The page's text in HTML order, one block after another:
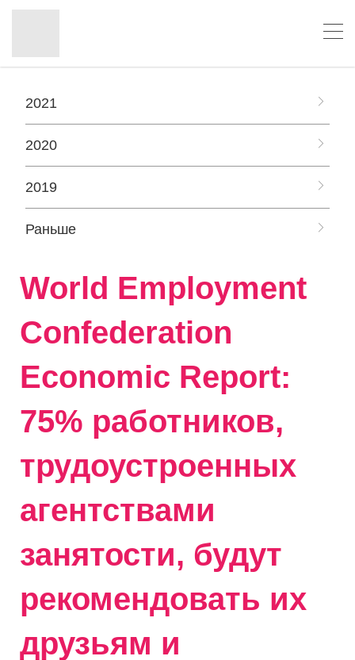
2021
2020
2019
Раньше
World Employment
Confederation
Economic Report:
75% работников,
трудоустроенных
агентствами
занятости, будут
рекомендовать их
друзьям и